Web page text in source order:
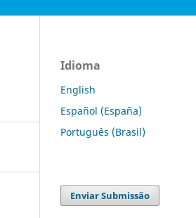
Idioma
English
Español (España)
Português (Brasil)
Enviar Submissão